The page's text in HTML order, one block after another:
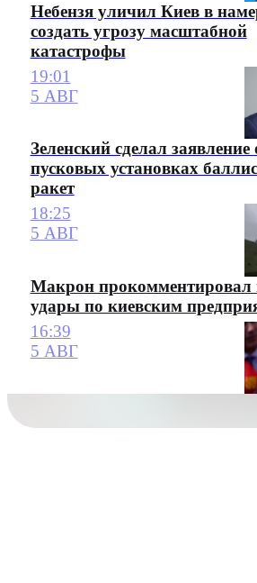
Небензя уличил Киев в
создать угрозу масштабной
катастрофы
19:01
5 АВГ
Зеленский сделал заявление
пусковых установках
ракет
18:25
5 АВГ
Макрон прокомментировал
удары по киевским
16:39
5 АВГ